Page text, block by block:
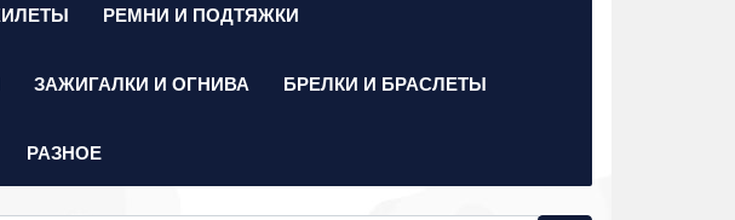
РЕМНИ И ПОДТЯЖКИ
ЗАЖИГАЛКИ И ОГНИВА БРЕЛКИ И БРАСЛЕТЫ
РАЗНОЕ